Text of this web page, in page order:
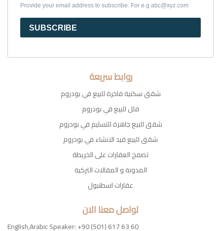
Provide your email address to subscribe. For e.g abc@xyz.com
SUBSCRIBE
روابط سريعة
شقق سكنية فاخرة للبيع في بودروم
فلل للبيع في بودروم
شقق للبيع جاهزة للتسليم في بودروم
شقق للبيع قيد الانشاء في بودروم
تصفح العقارات على الخريطة
المدونة و المقالات التركية
عقارات اسطنبول
تواصل معنا الان
English,Arabic Speaker: +90 (501) 617 63 60